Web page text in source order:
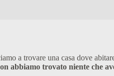
a trovare una casa dove
abbiamo trovato niente che